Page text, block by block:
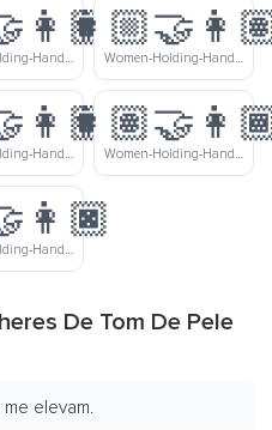
Women-Holding-Hands-Light-Skin-Tone-Dark-Skin-Tone Women-Holding-Hands-Medium-Light-Skin-Tone-Medium-Skin-Tone
Women-Holding-Hands-Medium-Light-Skin-Tone-Dark-Skin-Tone Women-Holding-Hands-Medium-Skin-Tone-Medium-Dark-Skin-Tone
Women-Holding-Hands-Medium-Dark-Skin-Tone-Dark-Skin-Tone
De Tom De Pele
elevam.